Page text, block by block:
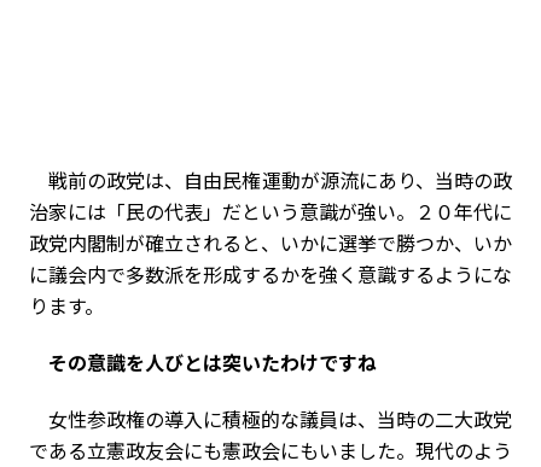
戦前の政党は、自由民権運動が源流にあり、当時の政
治家には「民の代表」だという意識が強い。２０年代に
政党内閣制が確立されると、いかに選挙で勝つか、いか
に議会内で多数派を形成するかを強く意識するようにな
ります。
――その意識を人びとは突いたわけですね
女性参政権の導入に積極的な議員は、当時の二大政党
である立憲政友会にも憲政会にもいました。現代のよう